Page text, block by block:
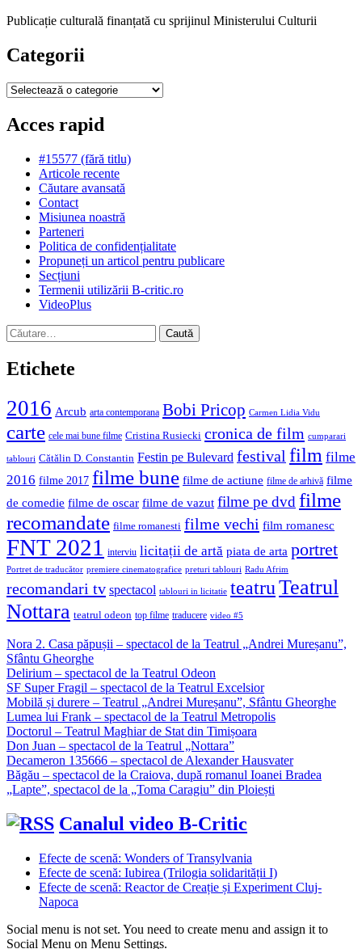
Publicație culturală finanțată cu sprijinul Ministerului Culturii
Categorii
Categorii
Acces rapid
#15577 (fără titlu)
Articole recente
Căutare avansată
Contact
Misiunea noastră
Parteneri
Politica de confidențialitate
Propuneți un articol pentru publicare
Secțiuni
Termenii utilizării B-critic.ro
VideoPlus
Caută
după:
Etichete
2016 Arcub arta contemporana Bobi Pricop Carmen Lidia Vidu
carte cele mai bune filme Cristina Rusiecki cronica de film cumparari
tablouri Cătălin D. Constantin Festin pe Bulevard festival film filme
2016 filme 2017 filme bune filme de actiune filme de arhivă filme
de comedie filme de oscar filme de vazut filme pe dvd filme
recomandate filme romanesti filme vechi film romanesc
FNT 2021 interviu licitații de artă piata de arta portret
Portret de traducător premiere cinematografice preturi tablouri Radu Afrim
recomandari tv spectacol tablouri in licitatie teatruTeatrul
Nottara teatrul odeon top filme traducere video #5
Nora 2. Casa păpușii – spectacol de la Teatrul „Andrei Mureșanu”,
Sfântu Gheorghe
Delirium – spectacol de la Teatrul Odeon
SF Super Fragil – spectacol de la Teatrul Excelsior
Mobilă și durere – Teatrul „Andrei Mureșanu”, Sfântu Gheorghe
Lumea lui Frank – spectacol de la Teatrul Metropolis
Doctorul – Teatrul Maghiar de Stat din Timișoara
Don Juan – spectacol de la Teatrul „Nottara”
Decameron 135666 – spectacol de Alexander Hausvater
Băgău – spectacol de la Craiova, după romanul Ioanei Bradea
„Lapte”, spectacol de la „Toma Caragiu” din Ploiești
Canalul video B-Critic
Efecte de scenă: Wonders of Transylvania
Efecte de scenă: Iubirea (Trilogia solidarității I)
Efecte de scenă: Reactor de Creație și Experiment Cluj-
Napoca
Social menu is not set. You need to create menu and assign it to
Social Menu on Menu Settings.